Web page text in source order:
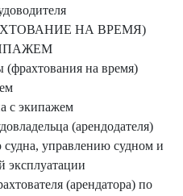
НА ВРЕМЯ)
(фрахтования на время)
с экипажем
(арендодателя)
управлению судном и
эксплуатации
(арендатора) по